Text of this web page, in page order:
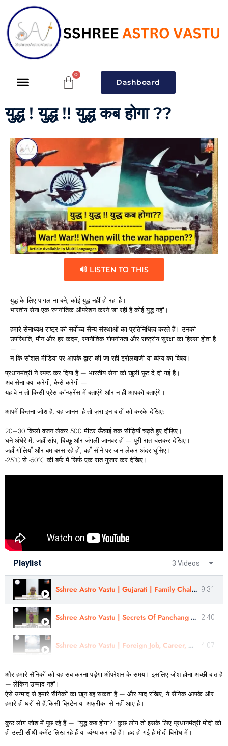
Dashboard
युद्ध ! युद्ध !! युद्ध कब होगा ??
🔊 LISTEN TO THIS
युद्ध के लिए पागल ना बने, कोई युद्ध नहीं हो रहा है।
भारतीय सेना एक रणनीतिक ऑपरेशन करने जा रही है कोई युद्ध नहीं।
हमारे सेनाध्यक्ष राष्ट्र की सर्वोच्च सैन्य संस्थाओं का प्रतिनिधित्व करते हैं। उनकी
उपस्थिति, मौन और हर कदम, रणनीतिक गोपनीयता और राष्ट्रीय सुरक्षा का हिस्सा होता है
—
न कि सोशल मीडिया पर आपके द्वारा की जा रही ट्रोलबाजी या व्यंग्य का विषय।
प्रधानमंत्री ने स्पष्ट कर दिया है — भारतीय सेना को खुली छूट दे दी गई है।
अब सेना क्या करेगी, कैसे करेगी —
यह वे न तो किसी प्रेस कॉन्फ्रेंस में बताएंगे और न ही आपको बताएंगे।
आपमें कितना जोश है, यह जानना है तो ज़रा इन बातों को करके देखिए:
20–30 किलो वजन लेकर 500 मीटर ऊँचाई तक सीढ़ियाँ चढ़ते हुए दौड़िए।
घने अंधेरे में, जहाँ सांप, बिच्छू और जंगली जानवर हों — पूरी रात चलकर देखिए।
जहाँ गोलियाँ और बम बरस रहे हों, वहाँ सीने पर जान लेकर अंदर घुसिए।
-25°C से -50°C की बर्फ में सिर्फ एक रात गुजार कर देखिए।
Playlist 3 Videos
Sshree Astro Vastu | Gujarati | Family Challenges , Pregnancy | Review - Astro - Bipin Ji 9:31
Sshree Astro Vastu | Secrets Of Panchang Remedies & Muhurtas | Astro- Kishori Ji | English 2:40
Sshree Astro Vastu | Foreign Job, Career, Health Resolved | By Sheral Decosta 4:07
और हमारे सैनिकों को यह सब करना पड़ेगा ऑपरेशन के समय। इसलिए जोश होना अच्छी बात है
— लेकिन उन्माद नहीं।
ऐसे उन्माद से हमारे सैनिकों का खून बह सकता है — और याद रखिए, ये सैनिक आपके और
हमारे ही घरों से हैं,किसी ब्रिटेन या अफ्रीका से नहीं आए है।
कुछ लोग जोश में पूछ रहे हैं — “युद्ध कब होगा?” कुछ लोग तो इसके लिए प्रधानमंत्री मोदी को
ही उल्टी सीधी कमेंट लिख रहे हैं या व्यंग्य कर रहे हैं। हद हो गई है मोदी विरोध में।